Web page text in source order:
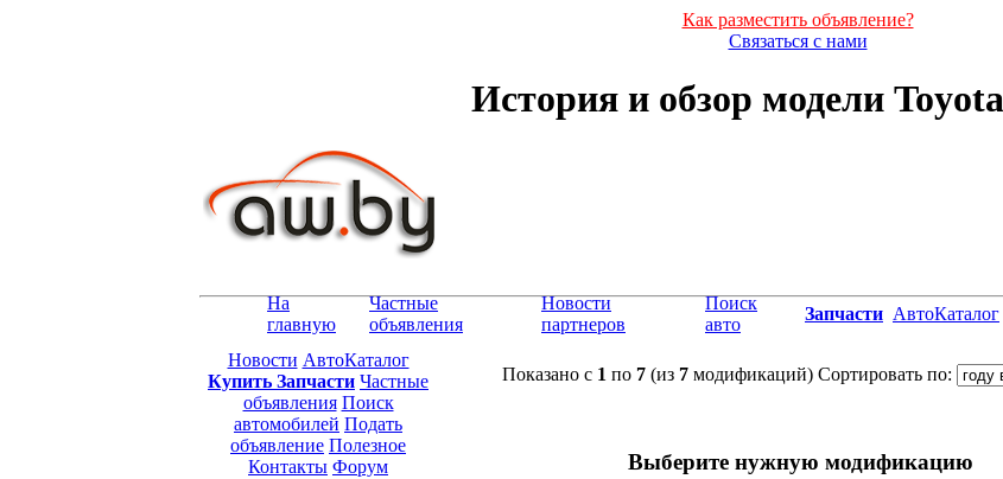
Как разместить объявление?
Связаться с нами
История и обзор модели
На
главную
Частные
объявления
Новости
партнеров
Поиск
авто
Запчасти АвтоКаталог
Новости АвтоКаталог
Купить Запчасти Частные
объявления Поиск
автомобилей Подать
объявление Полезное
Контакты Форум
Показано с 1 по 7 (из 7 модификаций) Сортировать по:
Выберите нужную модификацию